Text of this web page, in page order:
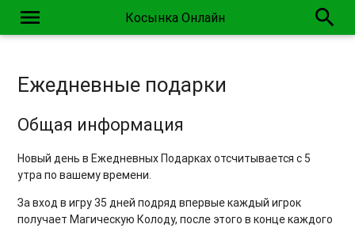
menu Косынка Онлайн search
Ежедневные подарки
Общая информация
Новый день в Ежедневных Подарках отсчитывается с 5
утра по вашему времени.
За вход в игру 35 дней подряд впервые каждый игрок
получает Магическую Колоду, после этого в конце каждого